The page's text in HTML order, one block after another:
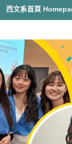
西文系首頁